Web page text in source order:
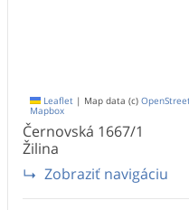
Leaflet | Map data (c)
Mapbox
Černovská 1667/1
Žilina
Zobraziť navigáciu